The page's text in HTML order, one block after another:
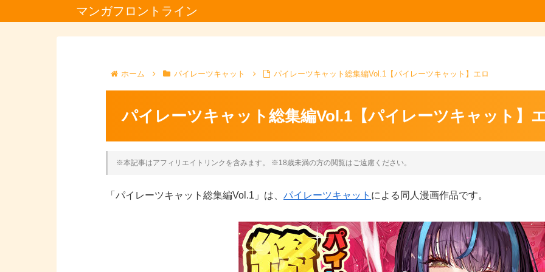
マンガフロントライン
ホーム パイレーツキャット パイレーツキャット総集編Vol.1【パイレーツキャット】エロ
パイレーツキャット総集編Vol.1【パイレーツキャット】
※本記事はアフィリエイトリンクを含みます。 ※18歳未満の方の閲覧はご遠慮ください。
「パイレーツキャット総集編Vol.1」は、 パイレーツキャット による同人漫画作品です。